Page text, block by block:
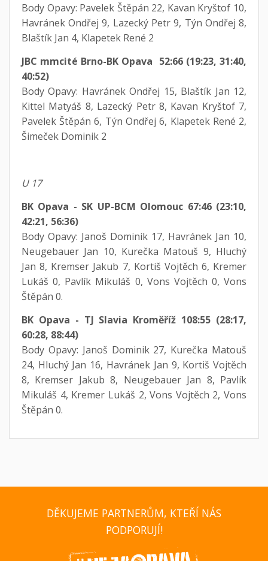
Body Opavy: Pavelek Štěpán 22, Kavan Kryštof 10,
Havránek Ondřej 9, Lazecký Petr 9, Týn Ondřej 8,
Blaštík Jan 4, Klapetek René 2
JBC mmcité Brno-BK Opava 52:66 (19:23, 31:40,
40:52)
Body Opavy: Havránek Ondřej 15, Blaštík Jan 12,
Kittel Matyáš 8, Lazecký Petr 8, Kavan Kryštof 7,
Pavelek Štěpán 6, Týn Ondřej 6, Klapetek René 2,
Šimeček Dominik 2
U 17
BK Opava - SK UP-BCM Olomouc 67:46 (23:10,
42:21, 56:36)
Body Opavy: Janoš Dominik 17, Havránek Jan 10,
Neugebauer Jan 10, Kurečka Matouš 9, Hluchý
Jan 8, Kremser Jakub 7, Kortiš Vojtěch 6, Kremer
Lukáš 0, Pavlík Mikuláš 0, Vons Vojtěch 0, Vons
Štěpán 0.
BK Opava - TJ Slavia Kroměříž 108:55 (28:17,
60:28, 88:44)
Body Opavy: Janoš Dominik 27, Kurečka Matouš
24, Hluchý Jan 16, Havránek Jan 9, Kortiš Vojtěch
8, Kremser Jakub 8, Neugebauer Jan 8, Pavlík
Mikuláš 4, Kremer Lukáš 2, Vons Vojtěch 2, Vons
Štěpán 0.
DĚKUJEME PARTNERŮM, KTEŘÍ NÁS
PODPORUJÍ!